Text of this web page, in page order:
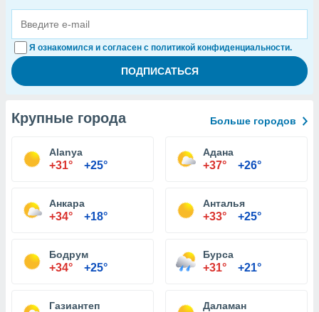
Я ознакомился и согласен с политикой конфиденциальности.
Крупные города Больше городов
Alanya
+31° +25°
Адана
+37° +26°
Анкара
+34° +18°
Анталья
+33° +25°
Бодрум
+34° +25°
Бурса
+31° +21°
Газиантеп Даламан